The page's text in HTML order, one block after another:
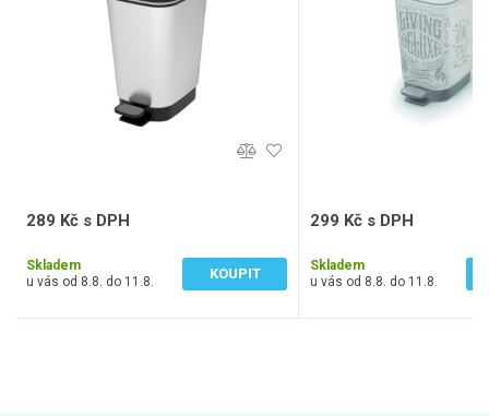
289 Kč s DPH
Skladem
u vás od 8.8. do 11.8.
KOUPIT
299 Kč s DPH
Skladem
u vás od 8.8. do 11.8.